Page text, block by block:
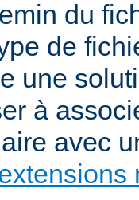
du
de
une
à
avec